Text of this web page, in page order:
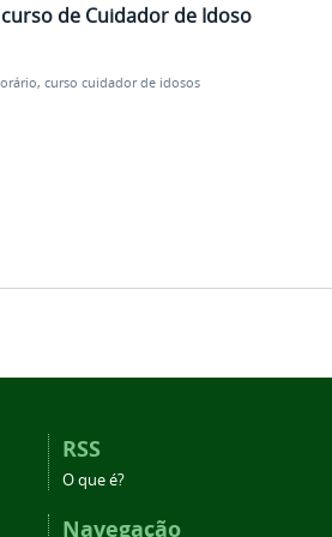
de Cuidador de Idoso
, curso cuidador de idosos
RSS
O que é?
Navegação